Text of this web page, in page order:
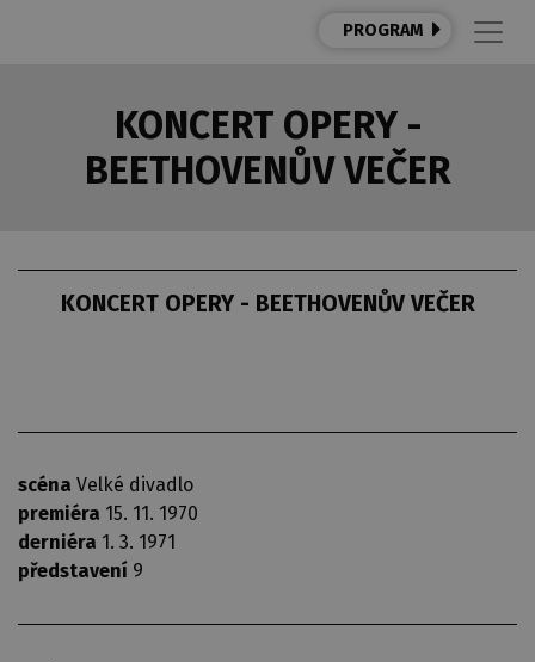
PROGRAM
KONCERT OPERY -
BEETHOVENŮV VEČER
KONCERT OPERY - BEETHOVENŮV VEČER
scéna Velké divadlo
premiéra 15. 11. 1970
derniéra 1. 3. 1971
představení 9